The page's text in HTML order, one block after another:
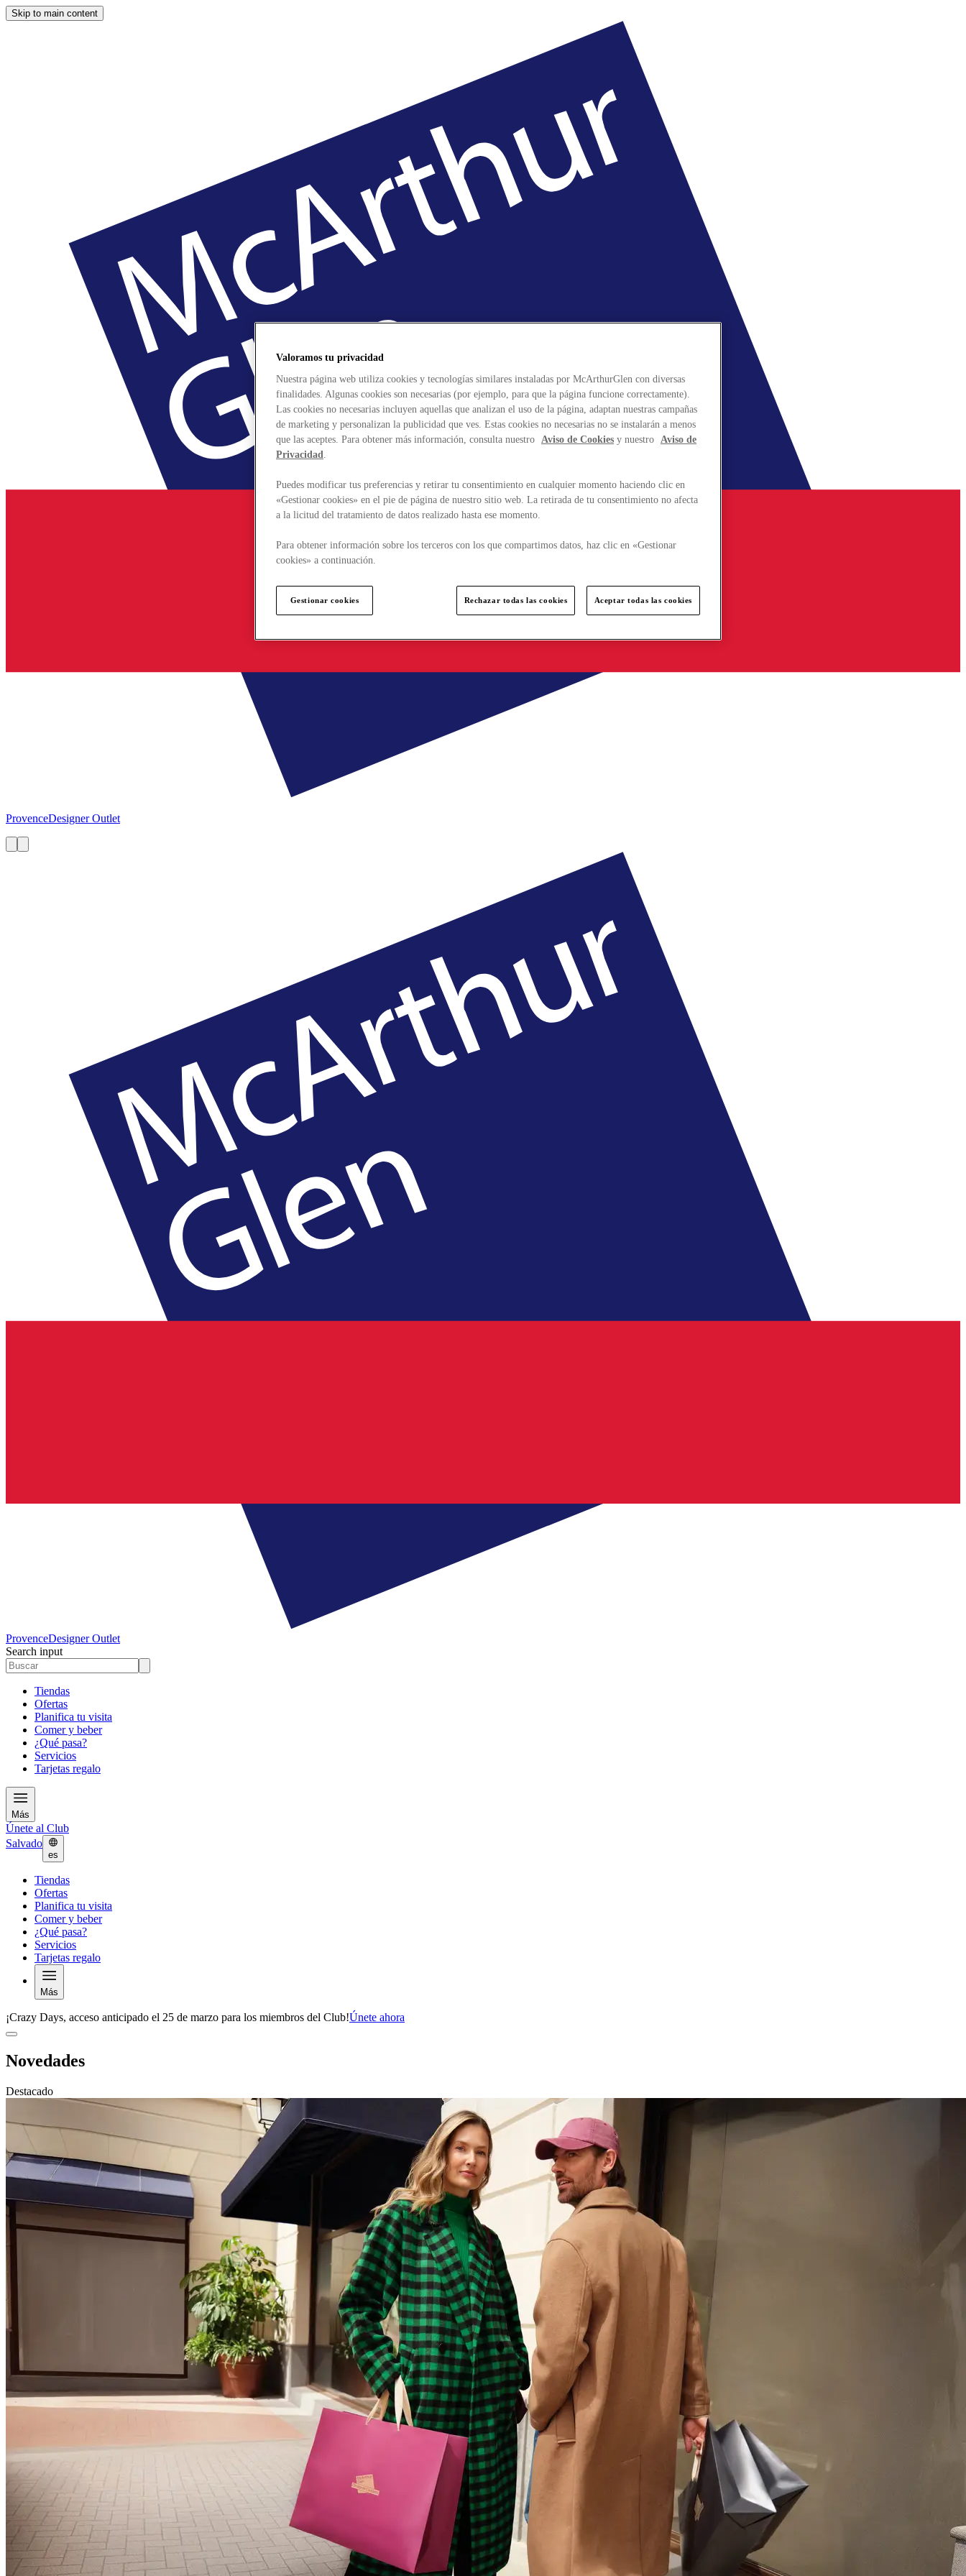
Skip to main content
ProvenceDesigner Outlet
ProvenceDesigner Outlet
Search input
Tiendas
Ofertas
Planifica tu visita
Comer y beber
¿Qué pasa?
Servicios
Tarjetas regalo
Más
Únete al Club
Salvado
es
Tiendas
Ofertas
Planifica tu visita
Comer y beber
¿Qué pasa?
Servicios
Tarjetas regalo
Más
¡Crazy Days, acceso anticipado el 25 de marzo para los miembros del Club!Únete ahora
Novedades
Destacado
Valoramos tu privacidad
Nuestra página web utiliza cookies y tecnologías similares instaladas por McArthurGlen con diversas
finalidades. Algunas cookies son necesarias (por ejemplo, para que la página funcione correctamente).
Las cookies no necesarias incluyen aquellas que analizan el uso de la página, adaptan nuestras campañas
de marketing y personalizan la publicidad que ves. Estas cookies no necesarias no se instalarán a menos
que las aceptes. Para obtener más información, consulta nuestro Aviso de Cookies y nuestro Aviso de
Privacidad.
Puedes modificar tus preferencias y retirar tu consentimiento en cualquier momento haciendo clic en
«Gestionar cookies» en el pie de página de nuestro sitio web. La retirada de tu consentimiento no afecta
a la licitud del tratamiento de datos realizado hasta ese momento.
Para obtener información sobre los terceros con los que compartimos datos, haz clic en «Gestionar
cookies» a continuación.
Gestionar cookies Rechazar todas las cookies Aceptar todas las cookies